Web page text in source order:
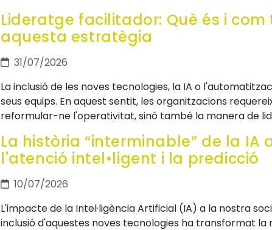
Lideratge facilitador: Què és i
aquesta estratègia
31/07/2026
La inclusió de les noves tecnologies, la IA o
seus equips. En aquest sentit, les organitzacions
reformular-ne l'operativitat, sinó també la manera de
La història “interminable” de la
l'atenció intel•ligent i la predicció
10/07/2026
L'impacte de la Intel·ligència Artificial (IA) a la nostra
inclusió d'aquestes noves tecnologies ha transformat